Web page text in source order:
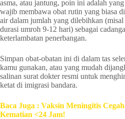
asma, atau jantung, poin ini adalah
wajib membawa obat rutin yang biasa
air dalam jumlah yang dilebihkan
durasi umroh 9-12 hari) sebagai
keterlambatan penerbangan.
Simpan obat-obatan ini di dalam tas
kamu gunakan, atau yang mudah
salinan surat dokter resmi untuk
ketat di imigrasi bandara.
Baca Juga : Vaksin Meningitis
Kematian <24 Jam!